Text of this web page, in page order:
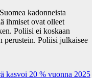
kadonneista
ihmiset ovat olleet
Poliisi ei koskaan
perustein. Poliisi julkaisee
kasvoi 20 % vuonna 2025